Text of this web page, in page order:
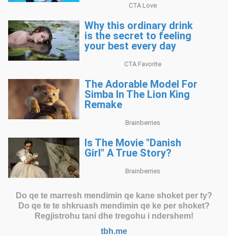
Do qe te marresh mendimin qe kane shoket per ty?
Do qe te te shkruash mendimin qe ke per shoket?
Regjistrohu tani dhe tregohu i ndershem!
tbh.me